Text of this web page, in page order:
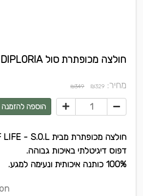
חולצה מכופתרת סול DIPLORIA
מחיר: ₪329
₪349
הוספה להזמנה
חולצה מכופתרת מבית SEED OF LIFE - S.O.L
דפוס דיגיטלתי באיכות גבוהה.
100% כותנה איכותית ונעימה למגע.